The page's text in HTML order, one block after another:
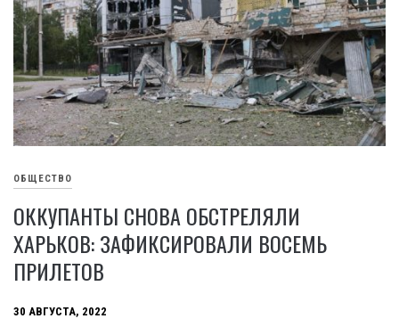
ОБЩЕСТВО
ОККУПАНТЫ СНОВА ОБСТРЕЛЯЛИ
ХАРЬКОВ: ЗАФИКСИРОВАЛИ ВОСЕМЬ
ПРИЛЕТОВ
30 АВГУСТА, 2022